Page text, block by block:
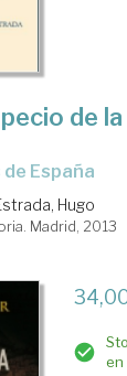
de
de España
Hugo
Madrid, 2013
en